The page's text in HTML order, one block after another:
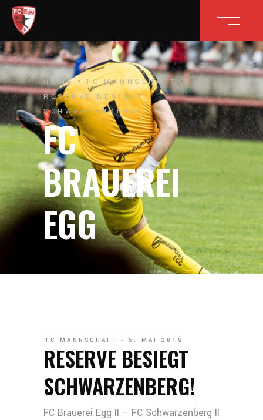
HOME
1C-MANNSCHAFT
RESERVE BESIEGT
SCHWARZENBERG!
FC
BRAUEREI
EGG
1C-MANNSCHAFT 5. MAI 2019
RESERVE BESIEGT
SCHWARZENBERG!
FC Brauerei Egg II – FC Schwarzenberg II